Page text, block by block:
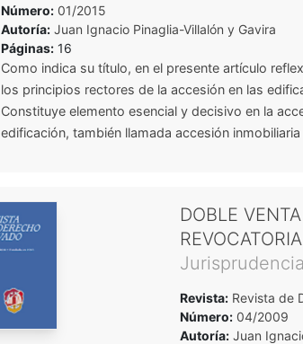
Número:01/2015
Autoría: Juan Ignacio Pinaglia-Villalón y Gavira
Páginas:16
Como indica su título, en el presente artículo
los principios rectores de la accesión en las
Constituye elemento esencial y decisivo en la
edificación, también llamada accesión inmobiliaria
DOBLE
Revista: Revista de
Número: 04/2009
Autoría: Juan